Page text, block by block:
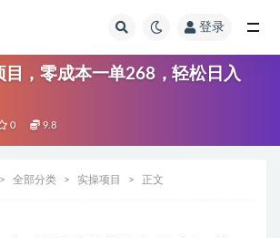
登录
目，零成本一单268，轻松日入
0 9.8
全部分类 实操项目 正文